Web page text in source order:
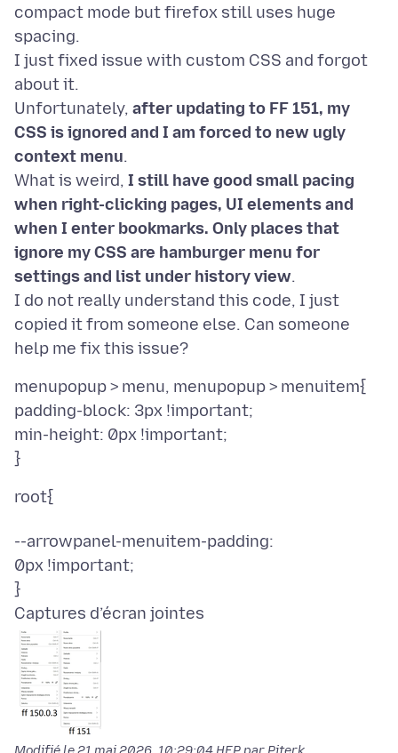
compact mode but firefox still uses huge
spacing.
I just fixed issue with custom CSS and forgot
about it.
Unfortunately, after updating to FF 151, my
CSS is ignored and I am forced to new ugly
context menu.
What is weird, I still have good small pacing
when right-clicking pages, UI elements and
when I enter bookmarks. Only places that
ignore my CSS are hamburger menu for
settings and list under history view.
I do not really understand this code, I just
copied it from someone else. Can someone
menupopup > menu, menupopup > menuitem{
padding-block: 3px !important;
min-height: 0px !important;
root{
--arrowpanel-menuitem-padding:
0px !important;
Captures d’écran jointes